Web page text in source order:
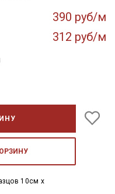
390 руб/м
312 руб/м
10см x